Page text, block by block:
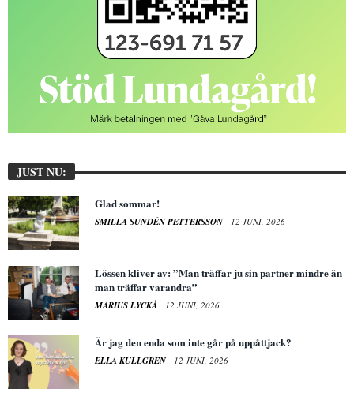
JUST NU:
Glad sommar!
SMILLA SUNDÉN PETTERSSON 12 JUNI, 2026
Lössen kliver av: ”Man träffar ju sin partner mindre än
man träffar varandra”
MARIUS LYCKÅ 12 JUNI, 2026
Är jag den enda som inte går på uppåttjack?
ELLA KULLGREN 12 JUNI, 2026